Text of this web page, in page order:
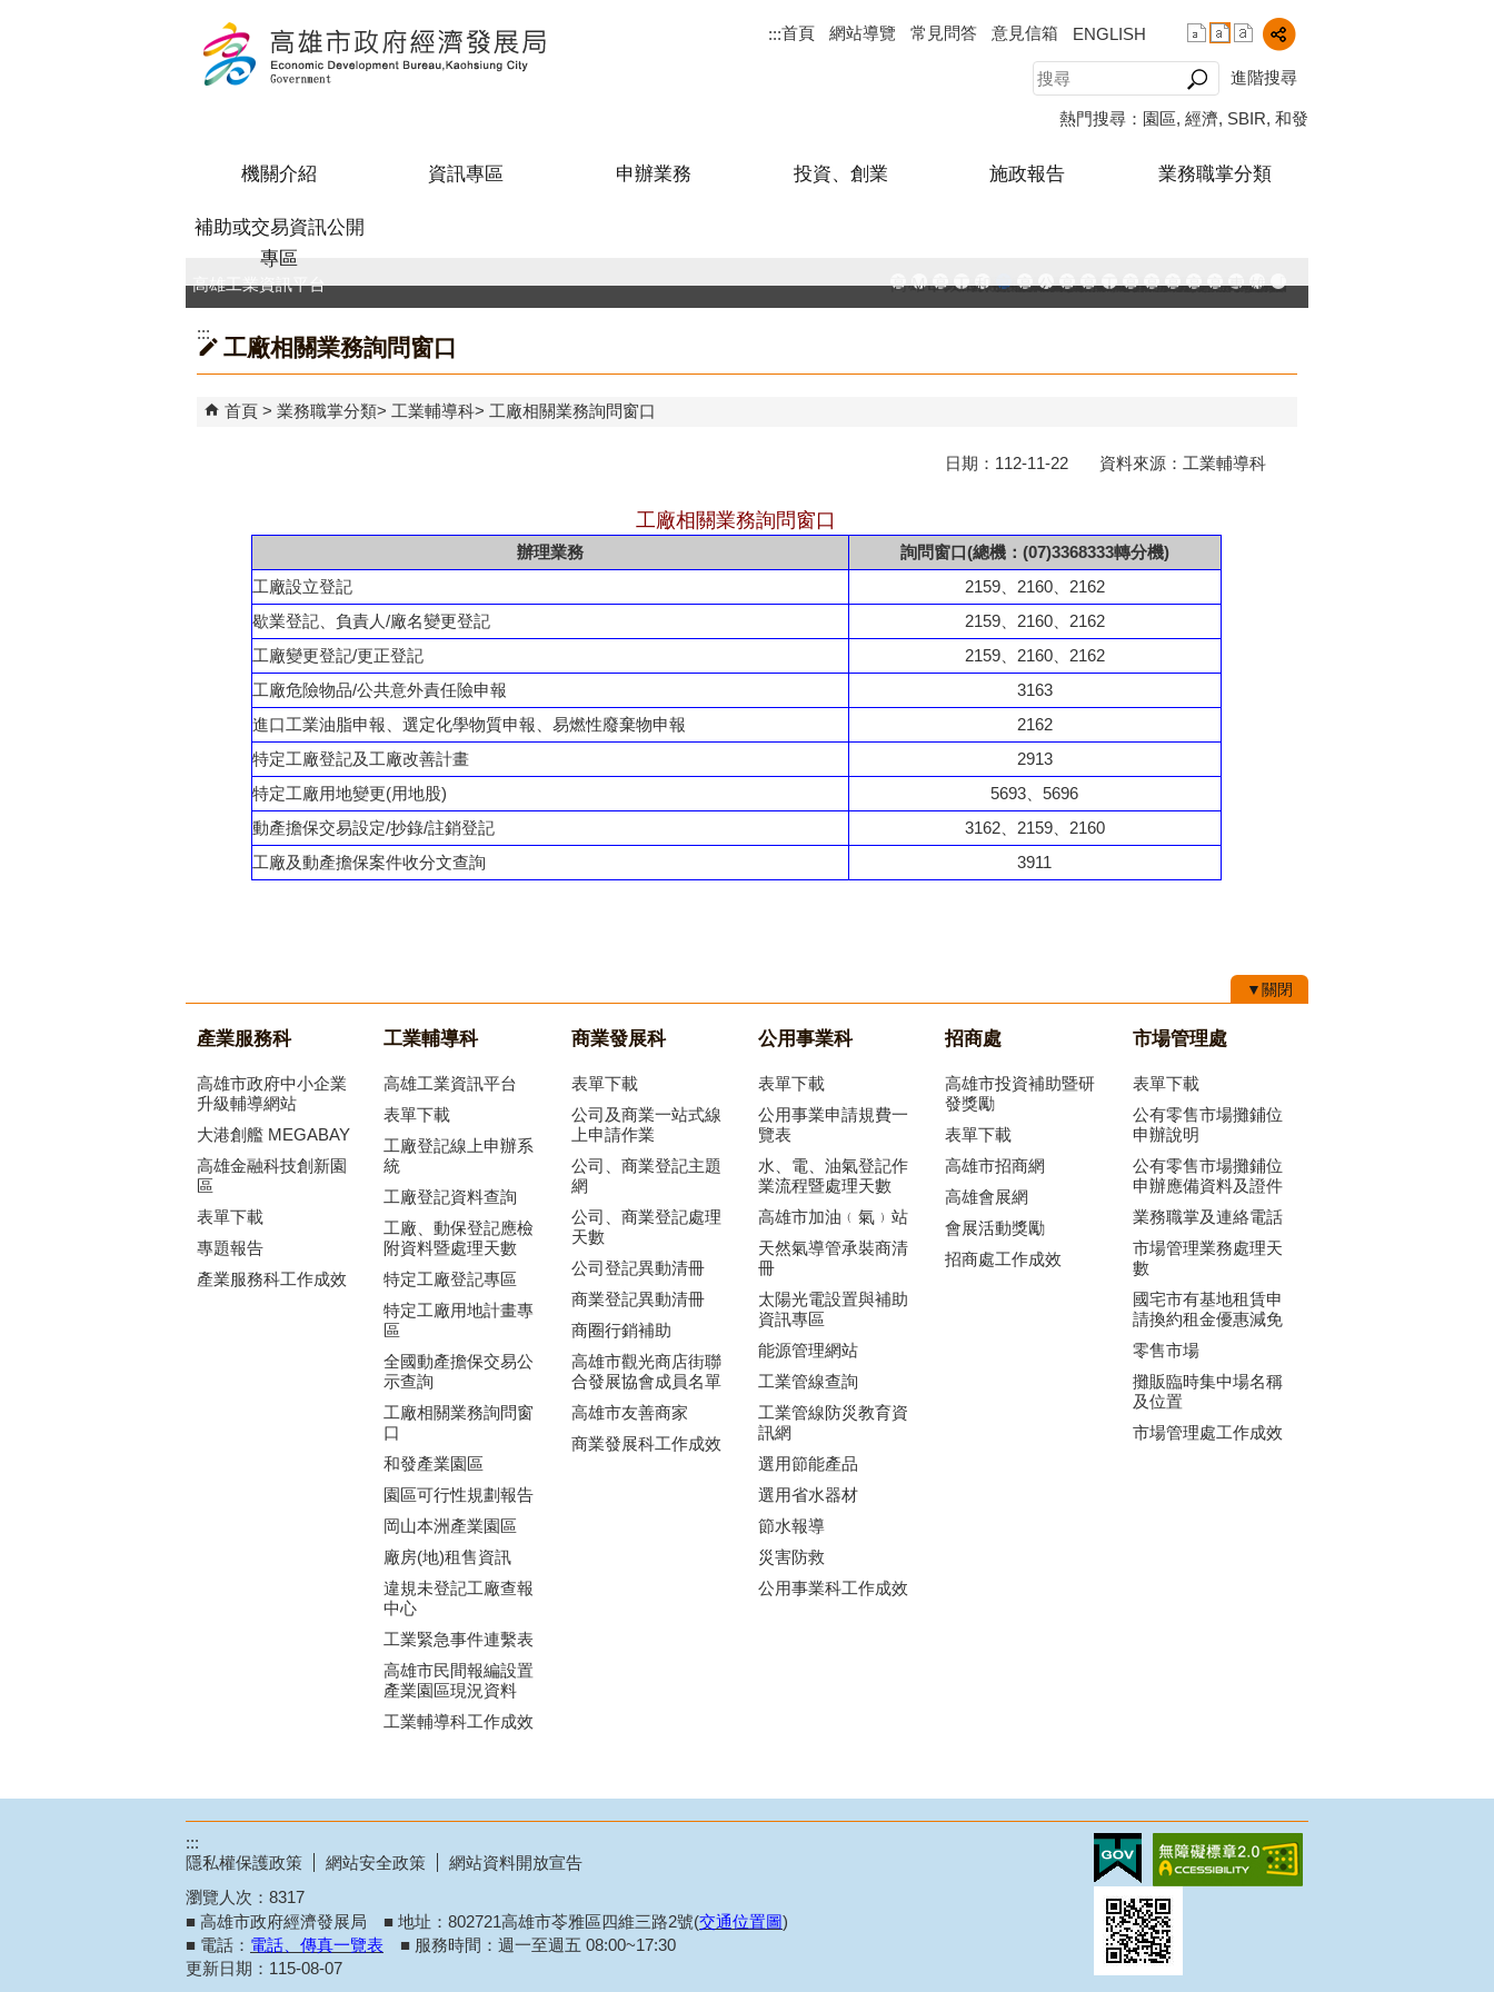
:::首頁 網站導覽 常見問答 意見信箱 ENGLISH
進階搜尋
熱門搜尋： 園區 經濟 SBIR 和發
機關介紹 資訊專區 申辦業務 投資、創業 施政報告 業務職掌分類
補助或交易資訊公開
專區
高雄市政府中小企業升級輔導網站
MEGABAY大港創艦
高雄金融科技創新園區
工廠登記線上申辦系統
和發產業園區
高雄工業資訊平台
高雄本洲產業園區服務中心
公司、商業登記主題網
高雄市友善商家
高雄市政府經濟發展局-工業管線查詢系統
工業管線防災教育資訊網
高雄市綠能管理資訊整合系統平台 - 綠能資訊
高雄市綠能管理資訊整合系統平台 -
高雄淨零商轉服務平台
高雄招商網
高雄會展網
專刊『雄心.大誌』
雄心高飛 創新經典
「我的E政府」入口網
高雄工業資訊平台
:::
工廠相關業務詢問窗口
首頁 業務職掌分類 工業輔導科 工廠相關業務詢問窗口
日期：112-11-22 資料來源：工業輔導科
工廠相關業務詢問窗口
辦理業務
詢問窗口(總機：(07)3368333轉分機)
工廠設立登記
2159、2160、2162
歇業登記、負責人/廠名變更登記
2159、2160、2162
工廠變更登記/更正登記
2159、2160、2162
工廠危險物品/公共意外責任險申報
3163
進口工業油脂申報、選定化學物質申報、易燃性廢棄物申報
2162
特定工廠登記及工廠改善計畫
2913
特定工廠用地變更(用地股)
5693、5696
動產擔保交易設定/抄錄/註銷登記
3162、2159、2160
工廠及動產擔保案件收分文查詢
3911
▼關閉
產業服務科
高雄市政府中小企業
升級輔導網站
大港創艦 MEGABAY
高雄金融科技創新園
區
表單下載
專題報告
產業服務科工作成效
工業輔導科
高雄工業資訊平台
表單下載
工廠登記線上申辦系
統
工廠登記資料查詢
工廠、動保登記應檢
附資料暨處理天數
特定工廠登記專區
特定工廠用地計畫專
區
全國動產擔保交易公
示查詢
工廠相關業務詢問窗
口
和發產業園區
園區可行性規劃報告
岡山本洲產業園區
廠房(地)租售資訊
違規未登記工廠查報
中心
工業緊急事件連繫表
高雄市民間報編設置
產業園區現況資料
工業輔導科工作成效
商業發展科
表單下載
公司及商業一站式線
上申請作業
公司、商業登記主題
網
公司、商業登記處理
天數
公司登記異動清冊
商業登記異動清冊
商圈行銷補助
高雄市觀光商店街聯
合發展協會成員名單
高雄市友善商家
商業發展科工作成效
公用事業科
表單下載
公用事業申請規費一
覽表
水、電、油氣登記作
業流程暨處理天數
高雄市加油﹙氣﹚站
天然氣導管承裝商清
冊
太陽光電設置與補助
資訊專區
能源管理網站
工業管線查詢
工業管線防災教育資
訊網
選用節能產品
選用省水器材
節水報導
災害防救
公用事業科工作成效
招商處
高雄市投資補助暨研
發獎勵
表單下載
高雄市招商網
高雄會展網
會展活動獎勵
招商處工作成效
市場管理處
表單下載
公有零售市場攤鋪位
申辦說明
公有零售市場攤鋪位
申辦應備資料及證件
業務職掌及連絡電話
市場管理業務處理天
數
國宅市有基地租賃申
請換約租金優惠減免
零售市場
攤販臨時集中場名稱
及位置
市場管理處工作成效
:::
隱私權保護政策
網站安全政策
網站資料開放宣告
瀏覽人次： 8317
■ 高雄市政府經濟發展局 ■ 地址：802721高雄市苓雅區四維三路2號(交通位置圖)
■ 電話： 電話、傳真一覽表
■ 服務時間：週一至週五 08:00~17:30
更新日期： 115-08-07